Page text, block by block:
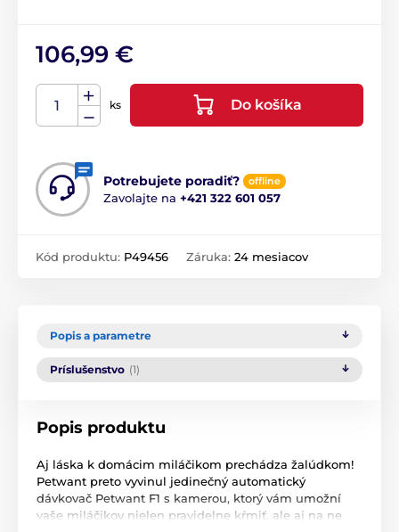
106,99 €
ks Do košíka
Potrebujete poradiť? offline
Zavolajte na +421 322 601 057
Kód produktu: P49456 Záruka: 24 mesiacov
Popis a parametre
Príslušenstvo (1)
Popis produktu
Aj láska k domácim miláčikom prechádza žalúdkom!
Petwant preto vyvinul jedinečný automatický
dávkovač Petwant F1 s kamerou, ktorý vám umožní
vaše miláčikov nielen pravidelne kŕmiť, ale aj na ne